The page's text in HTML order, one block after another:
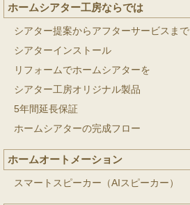
ホームシアター工房ならでは
シアター提案からアフターサービスまで
シアターインストール
リフォームでホームシアターを
シアター工房オリジナル製品
5年間延長保証
ホームシアターの完成フロー
ホームオートメーション
スマートスピーカー（AIスピーカー）